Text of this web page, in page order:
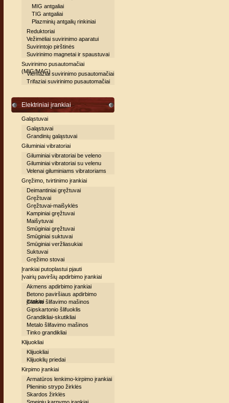
MIG antgaliai
TIG antgaliai
Plazminių antgalių rinkiniai
Reduktoriai
Vežimėliai suvirinimo aparatui
Suvirintojo pirštinės
Suvirinimo magnetai ir spaustuvai
Suvirinimo pusautomačiai
(MIG/MAG)
Vienfaziai suvirinimo pusautomačiai
Trifaziai suvirinimo pusautomačiai
Elektriniai įrankiai
Galąstuvai
Galąstuvai
Grandinių galąstuvai
Giluminiai vibratoriai
Giluminiai vibratoriai be veleno
Giluminiai vibratoriai su velenu
Velenai giluminiams vibratoriams
Gręžimo, tvirtinimo įrankiai
Deimantiniai gręžtuvai
Gręžtuvai
Gręžtuvai-maišyklės
Kampiniai gręžtuvai
Maišytuvai
Smūginiai gręžtuvai
Smūginiai suktuvai
Smūginiai veržliasukiai
Suktuvai
Gręžimo stovai
Įrankiai putoplastui pjauti
Įvairių paviršių apdirbimo įrankiai
Akmens apdirbimo įrankiai
Betono paviršiaus apdirbimo
įrankiai
Glaisto šlifavimo mašinos
Gipskartonio šlifuoklis
Grandikliai-skutikliai
Metalo šlifavimo mašinos
Tinko grandikliai
Klijuokliai
Klijuokliai
Klijuoklių priedai
Kirpimo įrankiai
Armatūros lenkimo-kirpimo įrankiai
Plieninio strypo žirklės
Skardos žirklės